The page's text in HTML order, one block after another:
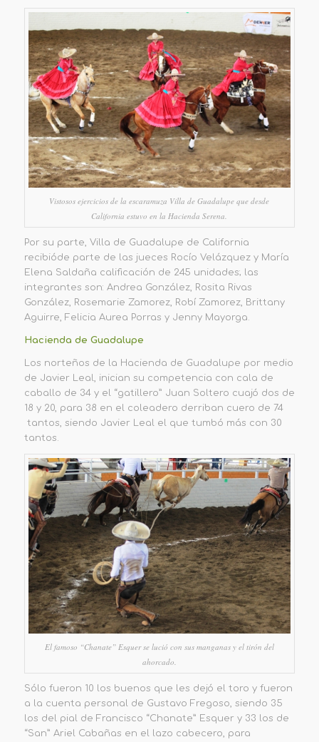
Vistosos ejercicios de la escaramuza Villa de Guadalupe que desde
California estuvo en la Hacienda Serena.
Por su parte, Villa de Guadalupe de California
recibióde parte de las jueces Rocío Velázquez y María
Elena Saldaña calificación de 245 unidades; las
integrantes son: Andrea González, Rosita Rivas
González, Rosemarie Zamorez, Robí Zamorez, Brittany
Aguirre, Felicia Aurea Porras y Jenny Mayorga.
Hacienda de Guadalupe
Los norteños de la Hacienda de Guadalupe por medio
de Javier Leal, inician su competencia con cala de
caballo de 34 y el “gatillero” Juan Soltero cuajó dos de
18 y 20, para 38 en el coleadero derriban cuero de 74
tantos, siendo Javier Leal el que tumbó más con 30
tantos.
El famoso “Chanate” Esquer se lució con sus manganas y el tirón del
ahorcado.
Sólo fueron 10 los buenos que les dejó el toro y fueron
a la cuenta personal de Gustavo Fregoso, siendo 35
los del pial de Francisco “Chanate” Esquer y 33 los de
“San” Ariel Cabañas en el lazo cabecero, para